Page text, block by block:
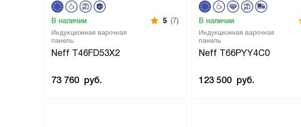
Индукционная варочная
панель
Neff T46FD53X2
В наличии 5 (7)
73 760 руб.
Индукционная варочная
панель
Neff T66PYY4C0
В наличии
123 500 руб.